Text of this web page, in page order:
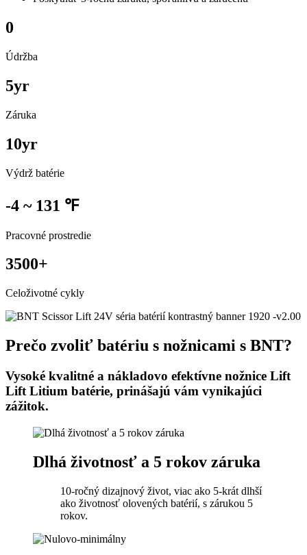
0
Údržba
5yr
Záruka
10yr
Výdrž batérie
-4 ~ 131 ℉
Pracovné prostredie
3500+
Celoživotné cykly
Prečo zvoliť batériu s nožnicami s BNT?
Vysoké kvalitné a nákladovo efektívne nožnice Lift
Lift Litium batérie, prinášajú vám vynikajúci
zážitok.
Dlhá životnosť a 5 rokov záruka
10-ročný dizajnový život, viac ako 5-krát dlhší
ako životnosť olovených batérií, s zárukou 5
rokov.